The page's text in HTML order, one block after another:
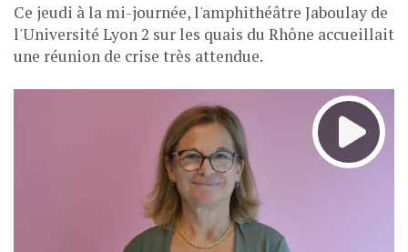
Ce jeudi à la mi-journée, l'amphithéâtre Jaboulay de
l'Université Lyon 2 sur les quais du Rhône accueillait
une réunion de crise très attendue.